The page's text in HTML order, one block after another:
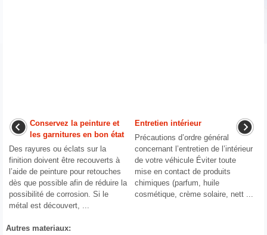
Conservez la peinture et
les garnitures en bon état
Des rayures ou éclats sur la
finition doivent être recouverts à
l’aide de peinture pour retouches
dès que possible afin de réduire la
possibilité de corrosion. Si le
métal est découvert, ...
Entretien intérieur
Précautions d’ordre général
concernant l’entretien de l’intérieur
de votre véhicule Éviter toute
mise en contact de produits
chimiques (parfum, huile
cosmétique, crème solaire, nett ...
Autres materiaux: